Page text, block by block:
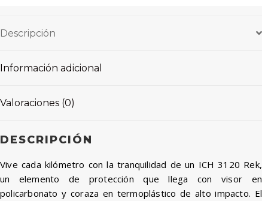
Descripción
Información adicional
Valoraciones (0)
DESCRIPCIÓN
Vive cada kilómetro con la tranquilidad de un ICH 3120 Rek,
un elemento de protección que llega con visor en
policarbonato y coraza en termoplástico de alto impacto. El